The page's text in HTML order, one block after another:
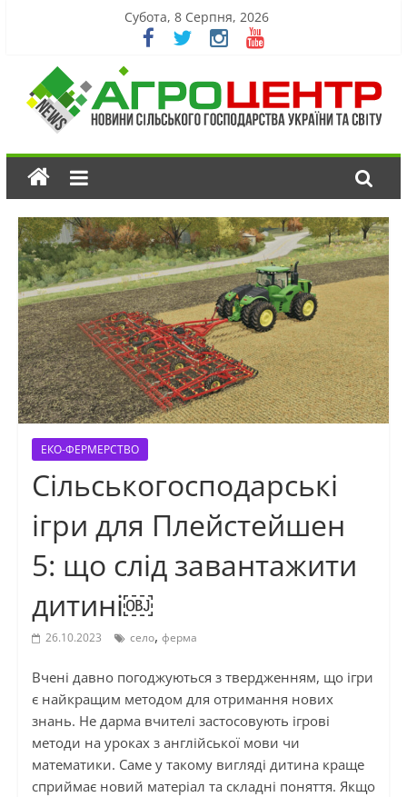
Субота, 8 Серпня, 2026
ЕКО-ФЕРМЕРСТВО
Сільськогосподарські
ігри для Плейстейшен
5: що слід завантажити
дитині￼
26.10.2023 село, ферма
Вчені давно погоджуються з твердженням, що ігри
є найкращим методом для отримання нових
знань. Не дарма вчителі застосовують ігрові
методи на уроках з англійської мови чи
математики. Саме у такому вигляді дитина краще
сприймає новий матеріал та складні поняття. Якщо